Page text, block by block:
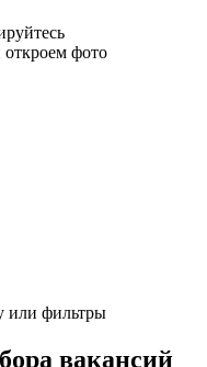
фото
или фильтры
вакансий